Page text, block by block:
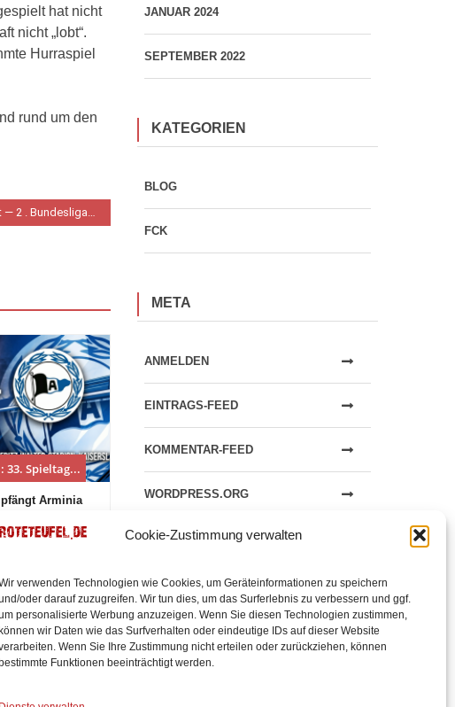
Cookie-Zustimmung verwalten
verwenden Technologien wie Cookies, um Geräteinformationen zu speichern
oder darauf zuzugreifen. Wir tun dies, um das Surferlebnis zu verbessern und ggf.
personalisierte Werbung anzuzeigen. Wenn Sie diesen Technologien zustimmen,
können wir Daten wie das Surfverhalten oder eindeutige IDs auf dieser Website
Wenn Sie Ihre Zustimmung nicht erteilen oder zurückziehen, können
bestimmte Funktionen beeinträchtigt werden.
hat nicht
nicht „lobt“.
Hurraspiel
rund um den
33. Spieltag...
Arminia
um 18:30 Uhr
Die 5min drüber: Mehr als...
Wieder einmal musste der FCK seine
Wieder einmal gegen gegen...
JANUAR 2024
SEPTEMBER 2022
KATEGORIEN
BLOG
FCK
META
ANMELDEN
EINTRAGS-FEED
KOMMENTAR-FEED
WORDPRESS.ORG